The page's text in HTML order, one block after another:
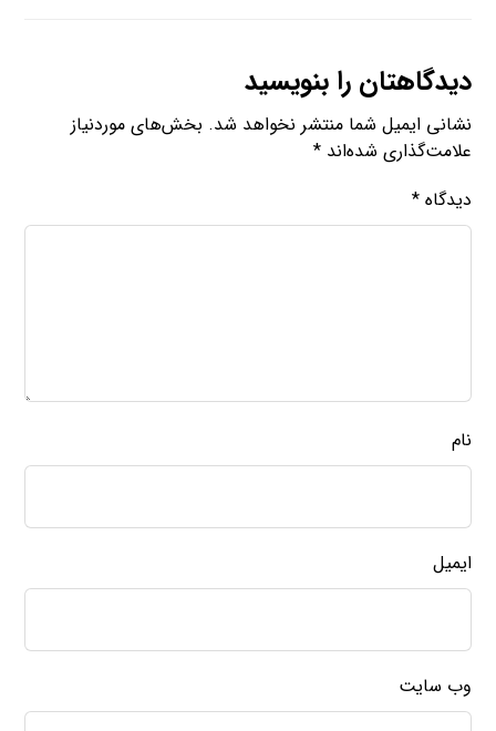
دیدگاهتان را بنویسید
نشانی ایمیل شما منتشر نخواهد شد. بخش‌های موردنیاز
علامت‌گذاری شده‌اند*
دیدگاه*
نام
ایمیل
وب‌ سایت